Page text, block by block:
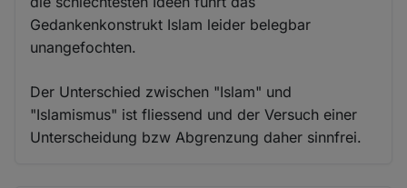
Gedankenkonstrukt Islam leider belegbar
unangefochten.
Der Unterschied zwischen "Islam" und
"Islamismus" ist fliessend und der Versuch einer
Unterscheidung bzw Abgrenzung daher sinnfrei.